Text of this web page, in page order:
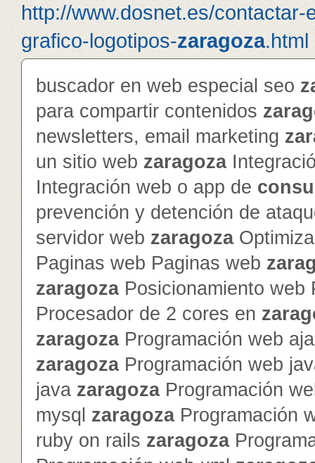
http://www.dosnet.es/contactar-
grafico-logotipos-zaragoza.html
buscador en web especial seo
para compartir contenidos
newsletters, email marketing
un sitio web zaragoza
Integración web o app de
prevención y detención de
servidor web zaragoza
Paginas web Paginas web
zaragozaPosicionamiento web
Procesador de 2 cores en
zaragozaProgramación web
zaragozaProgramación web
java zaragozaProgramación
mysql zaragozaProgramación
ruby on rails zaragoza